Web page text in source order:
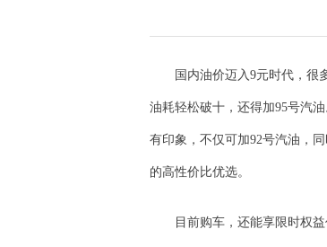
国内油价迈入9元时代，很
油耗轻松破十，还得加95号汽
有印象，不仅可加92号汽油，
的高性价比优选。
目前购车，还能享限时权